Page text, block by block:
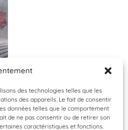
des technologies telles que les
des appareils. Le fait de consentir
données telles que le comportement
de ne pas consentir ou de retirer son
caractéristiques et fonctions.
Validée
Balaenoptera
Rorqual